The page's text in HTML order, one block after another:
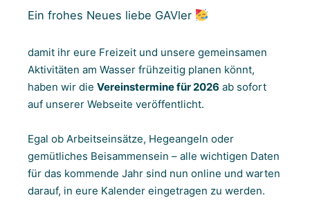
Ein frohes Neues liebe GAVler
damit ihr eure Freizeit und unsere gemeinsamen
Aktivitäten am Wasser frühzeitig planen könnt,
haben wir die Vereinstermine für 2026 ab sofort
auf unserer Webseite veröffentlicht.
Egal ob Arbeitseinsätze, Hegeangeln oder
gemütliches Beisammensein – alle wichtigen Daten
für das kommende Jahr sind nun online und warten
darauf, in eure Kalender eingetragen zu werden.